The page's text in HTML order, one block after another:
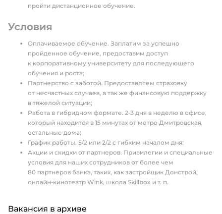
пройти дистанционное обучение.
Условия
Оплачиваемое обучение. Заплатим за успешно
пройденное обучение, предоставим доступ
к корпоративному университету для последующего
обучения и роста;
Партнерство с заботой. Предоставляем страховку
от несчастных случаев, а так же финансовую поддержку
в тяжелой ситуации;
Работа в гибридном формате. 2‑3 дня в неделю в офисе,
который находится в 15 минутах от метро Дмитровская,
остальные дома;
График работы. 5/2 или 2/2 с гибким началом дня;
Акции и скидки от партнеров. Привилегии и специальные
условия для наших сотрудников от более чем
80 партнеров банка, таких, как застройщик Донстрой,
онлайн‑кинотеатр Wink, школа Skillbox и т. п.
Вакансия в архиве